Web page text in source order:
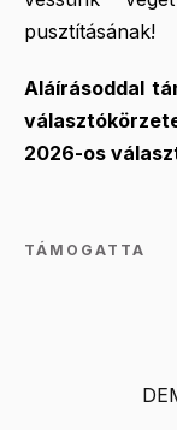
pusztításának!
Aláírásoddal
2026-os
TÁMOGATTA